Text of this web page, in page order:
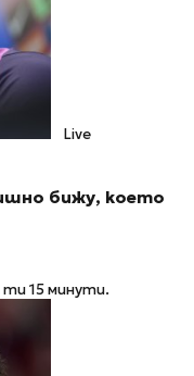
Live
бижу, което
ти 15 минути.